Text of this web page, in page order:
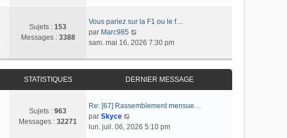
s
a
e
r
m
e
s
s
a
g
r
e
r
m
e
s
g
l
d
e
r
n
i
r
e
u
l
t
e
e
n
Sujets : 153
Messages : 3388
Vous pariez sur la F1 ou le f…
par Marc985
o
l
e
l
sam. mai 16, 2026 7:30 pm
STATISTIQUES DERNIER MESSAGE
Sujets : 963
Messages : 32271
Re: [67] Rassemblement mensue…
par Skyce
o
lun. juil. 06, 2026 5:10 pm